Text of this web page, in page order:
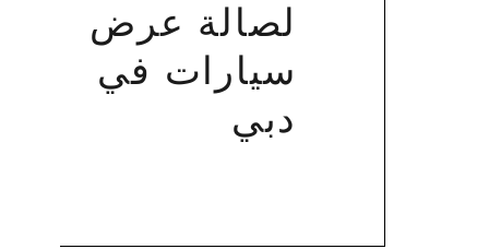
لصالة عرض
سيارات في
دبي